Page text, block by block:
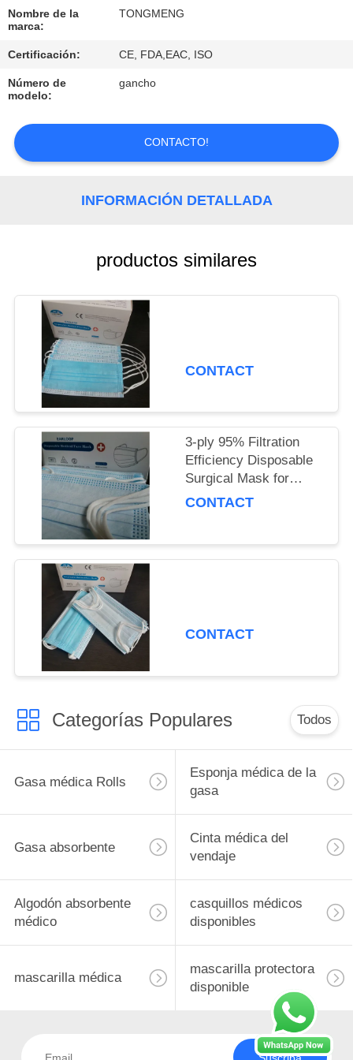
CONTROL
DE
CALIDAD
ÉNTRENOS
EN
CITA
MAPA
DEL
SITIO
PRIVACY
POLICY
Nombre de la
marca:
TONGMENG
Certificación: CE, FDA,EAC, ISO
Número de
modelo:
gancho
CONTACTO!
INFORMACIÓN DETALLADA
productos similares
CONTACT
3-ply 95% Filtration
Efficiency Disposable
Surgical Mask for
Adults, Polypropylene
CONTACT
CONTACT
Categorías Populares Todos
Gasa médica Rolls
Esponja médica de la
gasa
Gasa absorbente
Cinta médica del
vendaje
Algodón absorbente
médico
casquillos médicos
disponibles
mascarilla médica
mascarilla protectora
disponible
Suscriba